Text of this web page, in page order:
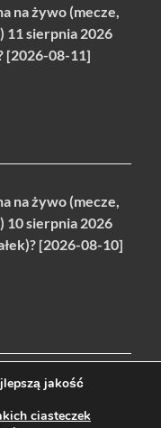
na żywo (mecze,
11 sierpnia 2026
[2026-08-11]
na żywo (mecze,
10 sierpnia 2026
[2026-08-10]
jakość
ciasteczek